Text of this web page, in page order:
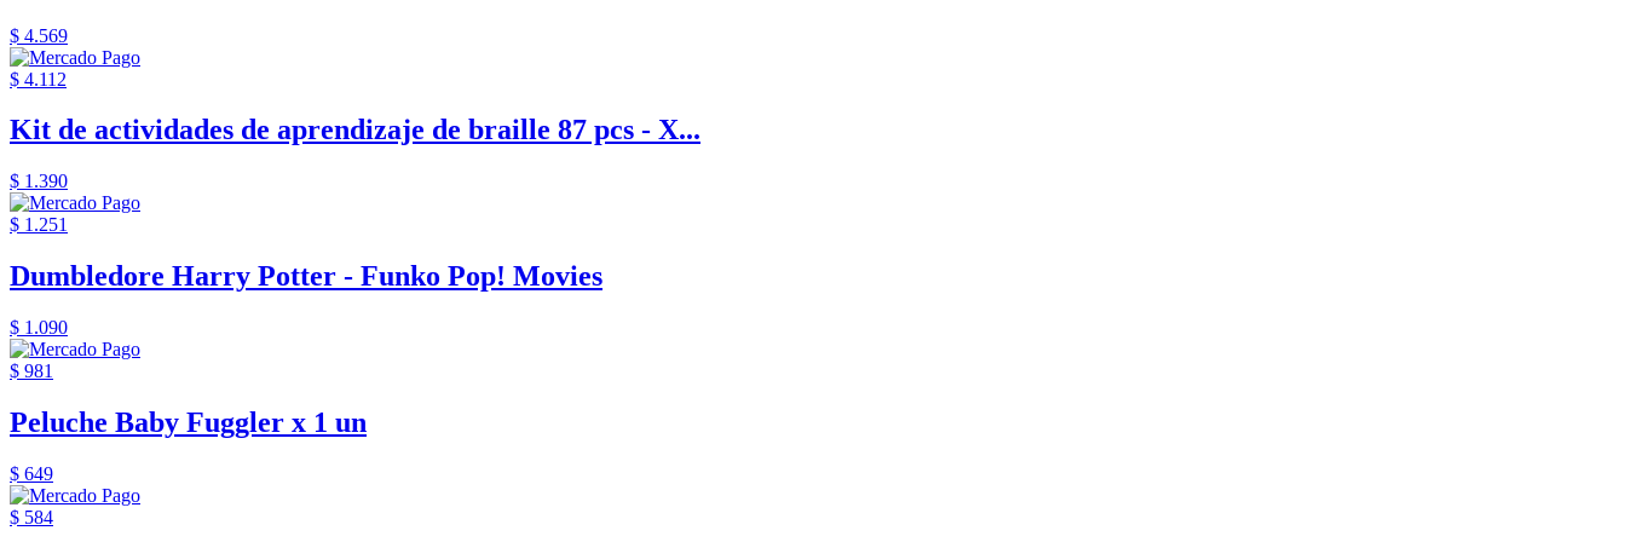
$ 4.569
$ 4.112
Kit de actividades de aprendizaje de braille 87 pcs - X...
$ 1.390
$ 1.251
Dumbledore Harry Potter - Funko Pop! Movies
$ 1.090
$ 981
Peluche Baby Fuggler x 1 un
$ 649
$ 584